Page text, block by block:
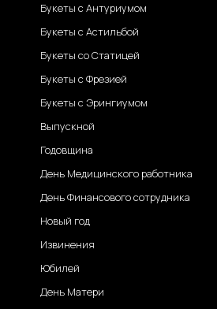
Букеты с Антуриумом
Букеты с Астильбой
Букеты со Статицей
Букеты с Фрезией
Букеты с Эрингиумом
Выпускной
Годовщина
День Медицинского работника
День Финансового сотрудника
Новый год
Извинения
Юбилей
День Матери